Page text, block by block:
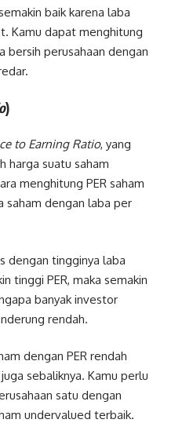
baik karena laba
Kamu dapat menghitung
bersih perusahaan dengan
)
to Earning Ratio, yang
harga suatu saham
menghitung PER saham
saham dengan laba per
dengan tingginya laba
tinggi PER, maka semakin
banyak investor
rendah.
dengan PER rendah
sebaliknya. Kamu perlu
satu dengan
undervalued terbaik.